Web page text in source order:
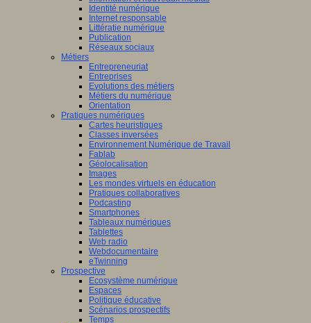
Identité numérique
Internet responsable
Littératie numérique
Publication
Réseaux sociaux
Métiers
Entrepreneuriat
Entreprises
Evolutions des métiers
Métiers du numérique
Orientation
Pratiques numériques
Cartes heuristiques
Classes inversées
Environnement Numérique de Travail
Fablab
Géolocalisation
Images
Les mondes virtuels en éducation
Pratiques collaboratives
Podcasting
Smartphones
Tableaux numériques
Tablettes
Web radio
Webdocumentaire
eTwinning
Prospective
Ecosystème numérique
Espaces
Politique éducative
Scénarios prospectifs
Temps